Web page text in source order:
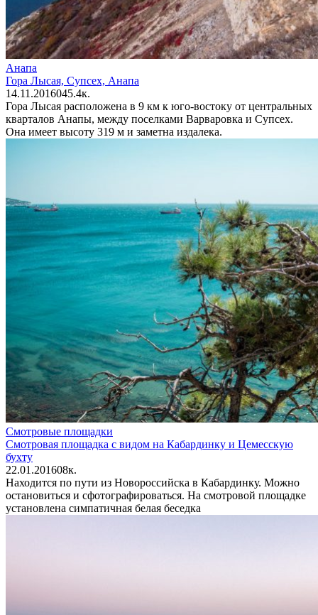
Анапа
Гора Лысая, Супсех, Анапа
14.11.2016045.4к.
Гора Лысая расположена в 9 км к юго-востоку от центральных
кварталов Анапы, между поселками Варваровка и Супсех.
Она имеет высоту 319 м и заметна издалека.
Смотровые площадки
Смотровая площадка с видом на Кабардинку и Цемесскую
бухту
22.01.201608к.
Находится по пути из Новороссийска в Кабардинку. Можно
остановиться и сфотографироваться. На смотровой площадке
установлена симпатичная белая беседка